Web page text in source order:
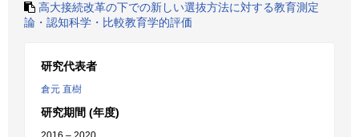
高大接続改革の下での新しい選抜方法に対する教育測定
論・認知科学・比較教育学的評価
研究代表者
倉元 直樹
研究期間 (年度)